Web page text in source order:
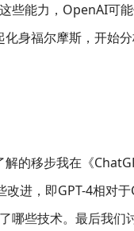
些能力，OpenAI可
身福尔摩斯，开始
解的移步我在《
进，即GPT-4相对
哪些技术。最后我们